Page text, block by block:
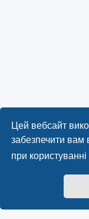
Цей вебсайт
забезпечити вам
при